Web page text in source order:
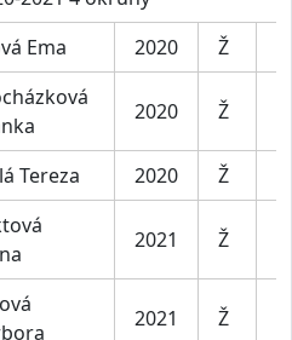
Ema 2020 Ž
2020 Ž
Tereza 2020 Ž
2021 Ž
2021 Ž